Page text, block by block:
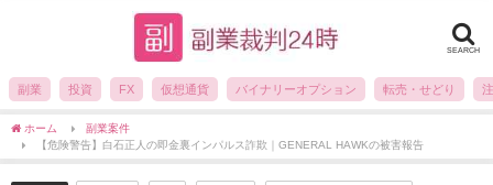
SEARCH
副業 投資 FX 仮想通貨 バイナリーオプション 転売・せどり
ホーム
副業案件
【危険警告】白石正人の即金裏インパルス詐欺｜GENERAL HAWKの被害報告